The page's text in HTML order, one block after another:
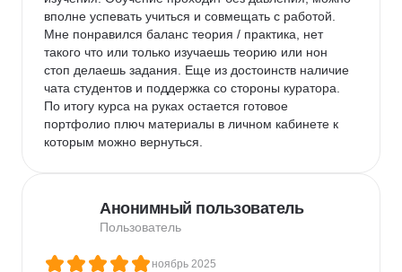
вполне успевать учиться и совмещать с работой.
Мне понравился баланс теория / практика, нет
такого что или только изучаешь теорию или нон
стоп делаешь задания. Еще из достоинств наличие
чата студентов и поддержка со стороны куратора.
По итогу курса на руках остается готовое
портфолио плюч материалы в личном кабинете к
которым можно вернуться.
Анонимный пользователь
Пользователь
ноябрь 2025